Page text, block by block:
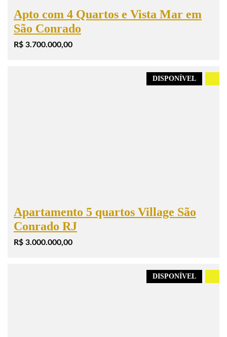
Apto com 4 Quartos e Vista Mar em
São Conrado
R$ 3.700.000,00
DISPONÍVEL
Apartamento 5 quartos Village São
Conrado RJ
R$ 3.000.000,00
DISPONÍVEL